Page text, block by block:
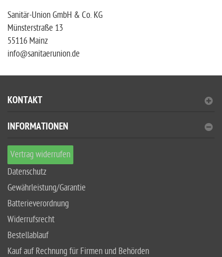
Sanitär-Union GmbH & Co. KG
Münsterstraße 13
55116 Mainz
info@sanitaerunion.de
KONTAKT
INFORMATIONEN
Vertrag widerrufen
Datenschutz
Gewährleistung/Garantie
Batterieverordnung
Widerrufsrecht
Bestellablauf
Kauf auf Rechnung für Firmen und Behörden